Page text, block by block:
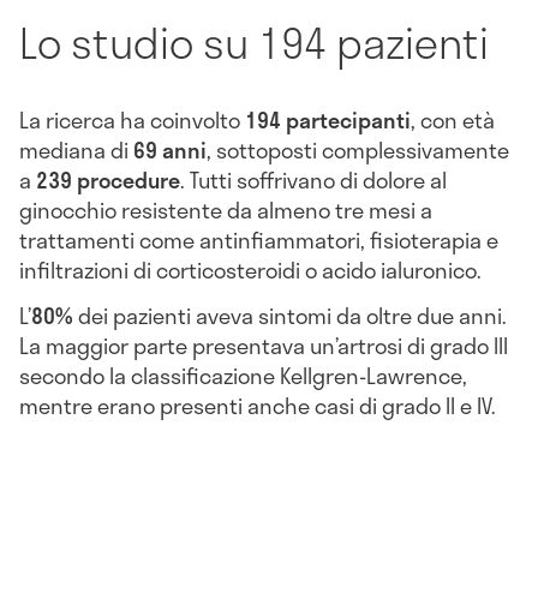
Lo studio su 194 pazienti
La ricerca ha coinvolto 194 partecipanti, con età
mediana di 69 anni, sottoposti complessivamente
a 239 procedure. Tutti soffrivano di dolore al
ginocchio resistente da almeno tre mesi a
trattamenti come antinfiammatori, fisioterapia e
infiltrazioni di corticosteroidi o acido ialuronico.
L’80%dei pazienti aveva sintomi da oltre due anni.
La maggior parte presentava un’artrosi di grado III
secondo la classificazione Kellgren-Lawrence,
mentre erano presenti anche casi di grado II e IV.